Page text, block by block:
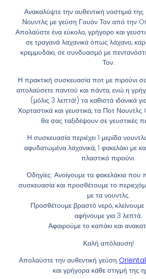
Ανακαλύψτε την αυθεντική νοστιμιά
Νουντλς με γεύση Γουόν Τον από την
Απολαύστε ένα εύκολο, γρήγορο και
σε τραγανά λαχανικά όπως λάχανο,
κρεμμυδάκι, σε συνδυασμό με
Τον.
Η πρακτική συσκευασία ποτ με πιρούνι
απολαύσετε παντού και πάντα, ενώ η
(μόλις 3 λεπτά!) τα καθιστά ιδανικά
Χορταστικά και γευστικά, τα Ποτ
θα σας ταξιδέψουν σε γευστικές
Η συσκευασία περιέχει 1 μερίδα
αφυδατωμένα λαχανικά, 1 φακελάκι με
πλαστικό πιρούνι.
Οδηγίες: Ανοίγουμε τα φακελάκια που
συσκευασία και προσθέτουμε το
με τα νουντλς.
Προσθέτουμε βραστό νερό, κλείνουμε
αφήνουμε για 3 λεπτά.
Αφαιρούμε το καπάκι και
Καλή απόλαυση!
Απολαύστε την αυθεντική γεύση
και γρήγορα κάθε στιγμή της